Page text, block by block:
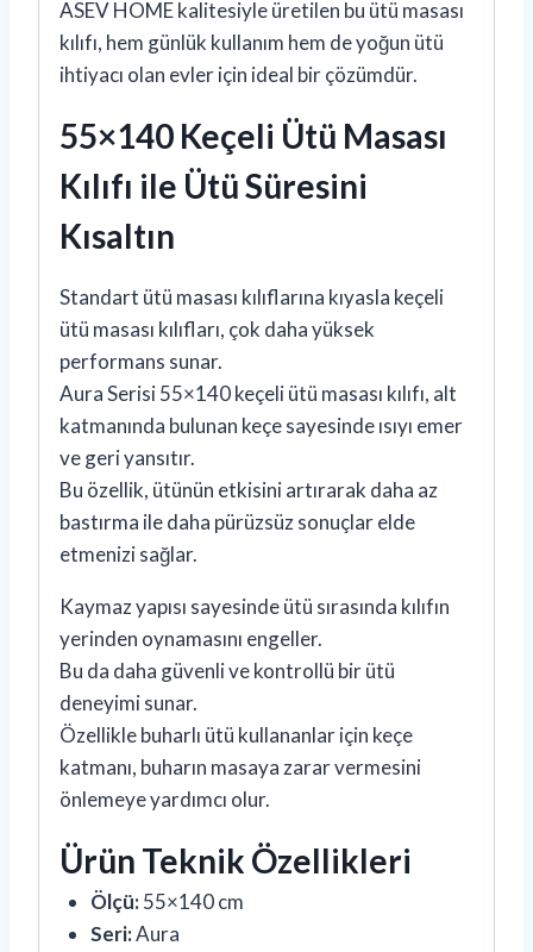
ASEV HOME kalitesiyle üretilen bu ütü masası
kılıfı, hem günlük kullanım hem de yoğun ütü
ihtiyacı olan evler için ideal bir çözümdür.
55×140 Keçeli Ütü Masası
Kılıfı ile Ütü Süresini
Kısaltın
Standart ütü masası kılıflarına kıyasla keçeli
ütü masası kılıfları, çok daha yüksek
performans sunar.
Aura Serisi 55×140 keçeli ütü masası kılıfı, alt
katmanında bulunan keçe sayesinde ısıyı emer
ve geri yansıtır.
Bu özellik, ütünün etkisini artırarak daha az
bastırma ile daha pürüzsüz sonuçlar elde
etmenizi sağlar.
Kaymaz yapısı sayesinde ütü sırasında kılıfın
yerinden oynamasını engeller.
Bu da daha güvenli ve kontrollü bir ütü
deneyimi sunar.
Özellikle buharlı ütü kullananlar için keçe
katmanı, buharın masaya zarar vermesini
önlemeye yardımcı olur.
Ürün Teknik Özellikleri
Ölçü:55×140 cm
Seri:Aura